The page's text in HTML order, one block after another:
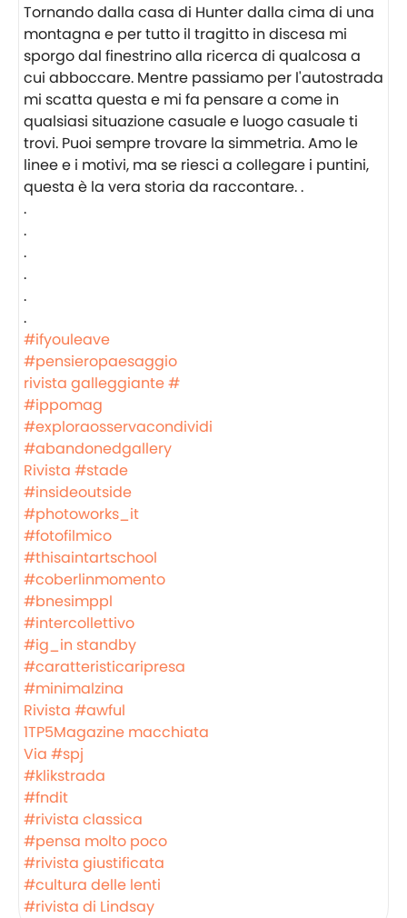
Tornando dalla casa di Hunter dalla cima di una
montagna e per tutto il tragitto in discesa mi
sporgo dal finestrino alla ricerca di qualcosa a
cui abboccare. Mentre passiamo per l'autostrada
mi scatta questa e mi fa pensare a come in
qualsiasi situazione casuale e luogo casuale ti
trovi. Puoi sempre trovare la simmetria. Amo le
linee e i motivi, ma se riesci a collegare i puntini,
questa è la vera storia da raccontare. .
.
.
.
.
.
.
#ifyouleave
#pensieropaesaggio
rivista galleggiante #
#ippomag
#exploraosservacondividi
#abandonedgallery
Rivista #stade
#insideoutside
#photoworks_it
#fotofilmico
#thisaintartschool
#coberlinmomento
#bnesimppl
#intercollettivo
#ig_in standby
#caratteristicaripresa
#minimalzina
Rivista #awful
1TP5Magazine macchiata
Via #spj
#klikstrada
#fndit
#rivista classica
#pensa molto poco
#rivista giustificata
#cultura delle lenti
#rivista di Lindsay